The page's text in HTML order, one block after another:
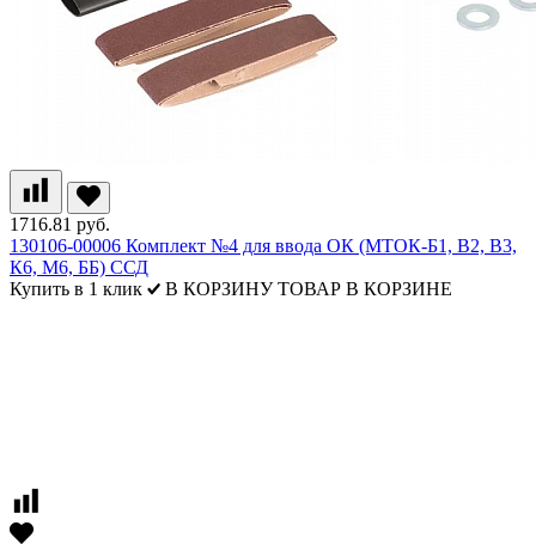
1716.81 руб.
130106-00006 Комплект №4 для ввода ОК (МТОК-Б1, В2, В3,
К6, М6, ББ) ССД
Купить в 1 клик
В КОРЗИНУ ТОВАР В КОРЗИНЕ